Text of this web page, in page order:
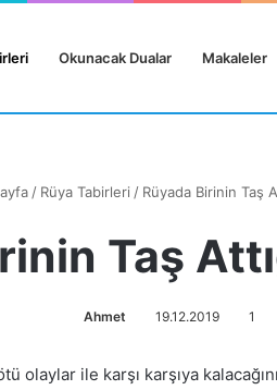
Okunacak Dualar Makaleler
/ Rüya Tabirleri / Rüyada Birinin Taş
Taş
Ahmet 19.12.2019 1
olaylar ile karşı karşıya